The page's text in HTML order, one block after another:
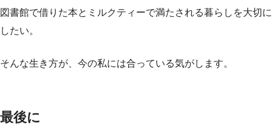
図書館で借りた本とミルクティーで満たされる暮らしを大切に
したい。
そんな生き方が、今の私には合っている気がします。
最後に